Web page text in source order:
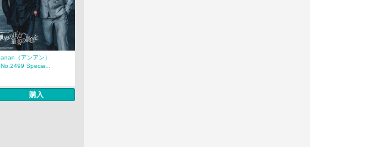
anan（アンアン）
No.2499 Specia...
購入